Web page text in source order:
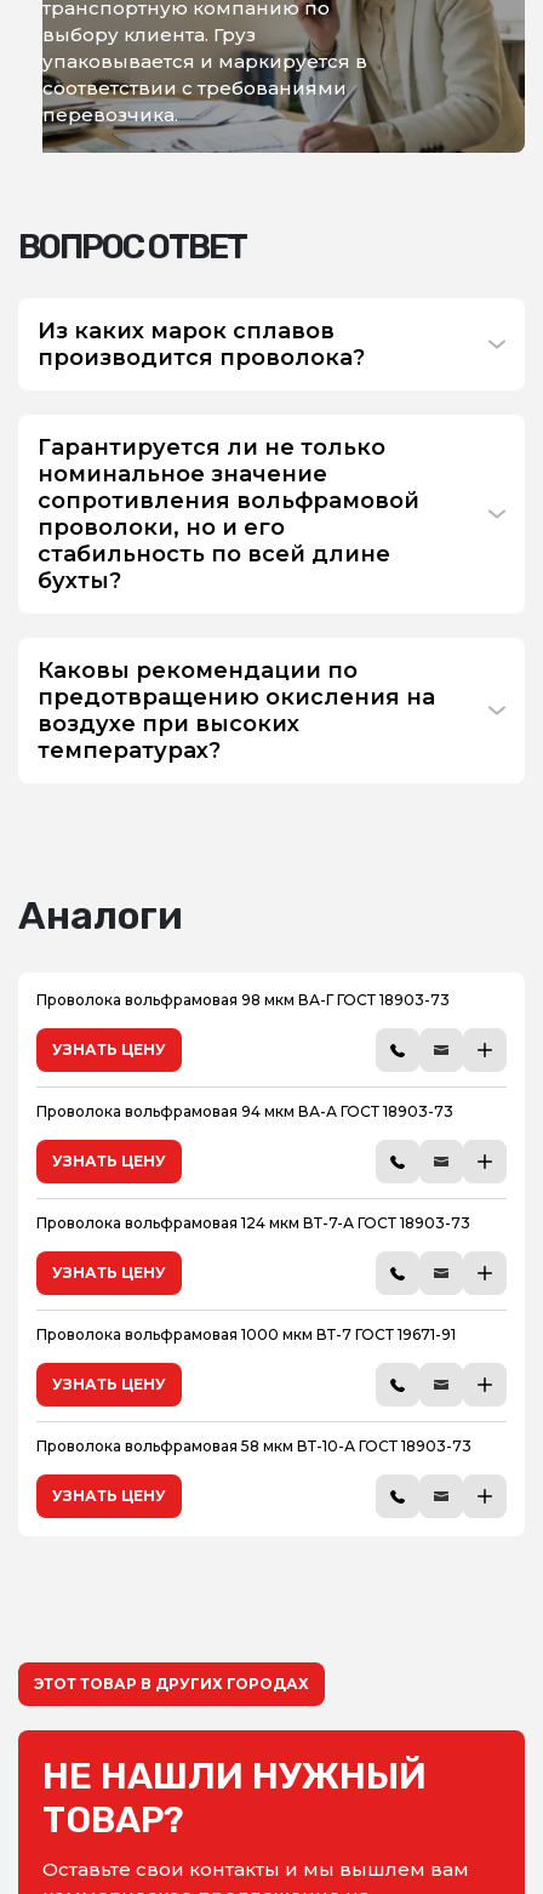
транспортную компанию по
выбору клиента. Груз
упаковывается и маркируется в
соответствии с требованиями
перевозчика.
ВОПРОС ОТВЕТ
Из каких марок сплавов
производится проволока?
Гарантируется ли не только
номинальное значение
сопротивления вольфрамовой
проволоки, но и его
стабильность по всей длине
бухты?
Каковы рекомендации по
предотвращению окисления на
воздухе при высоких
температурах?
Аналоги
Проволока вольфрамовая 98 мкм ВА-Г ГОСТ 18903-73
УЗНАТЬ ЦЕНУ
Проволока вольфрамовая 94 мкм ВА-А ГОСТ 18903-73
УЗНАТЬ ЦЕНУ
Проволока вольфрамовая 124 мкм ВТ-7-А ГОСТ 18903-73
УЗНАТЬ ЦЕНУ
Проволока вольфрамовая 1000 мкм ВТ-7 ГОСТ 19671-91
УЗНАТЬ ЦЕНУ
Проволока вольфрамовая 58 мкм ВТ-10-А ГОСТ 18903-73
УЗНАТЬ ЦЕНУ
ЭТОТ ТОВАР В ДРУГИХ ГОРОДАХ
НЕ НАШЛИ НУЖНЫЙ
ТОВАР?
Оставьте свои контакты и мы вышлем вам